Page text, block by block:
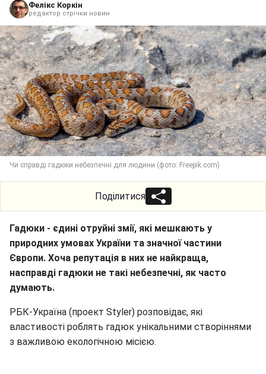
Фелікс Коркін
редактор стрічки новин
Чи справді гадюки небезпечні для людини (фото: Freepik.com)
Поділитися
Гадюки - єдині отруйні змії, які мешкають у
природних умовах України та значної частини
Європи. Хоча репутація в них не найкраща,
насправді гадюки не такі небезпечні, як часто
думають.
РБК-Україна (проект Styler) розповідає, які
властивості роблять гадюк унікальними створіннями
з важливою екологічною місією.